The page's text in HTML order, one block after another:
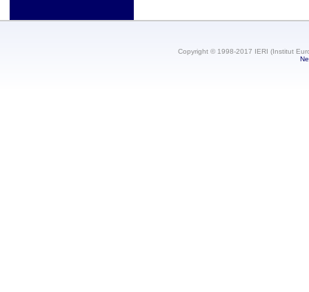
Copyright © 1998-2017 IERI (Institut